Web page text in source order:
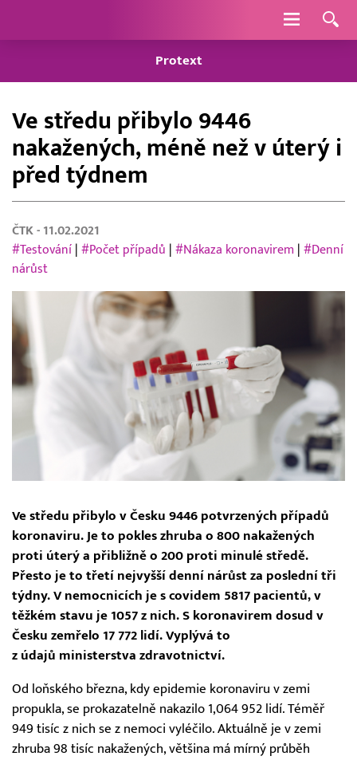
Navigace
Protext
Ve středu přibylo 9446
nakažených, méně než v úterý i
před týdnem
ČTK - 11.02.2021
#Testování #Počet případů #Nákaza koronavirem
#Denní
nárůst
Ve středu přibylo v Česku 9446 potvrzených případů
koronaviru. Je to pokles zhruba o 800 nakažených
proti úterý a přibližně o 200 proti minulé středě.
Přesto je to třetí nejvyšší denní nárůst za poslední tři
týdny. V nemocnicích je s covidem 5817 pacientů, v
těžkém stavu je 1057 z nich. S koronavirem dosud v
Česku zemřelo 17 772 lidí. Vyplývá to
z údajů ministerstva zdravotnictví.
Od loňského března, kdy epidemie koronaviru v zemi
propukla, se prokazatelně nakazilo 1,064 952 lidí. Téměř
949 tisíc z nich se z nemoci vyléčilo. Aktuálně je v zemi
zhruba 98 tisíc nakažených, většina má mírný průběh